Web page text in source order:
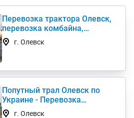
Перевозка трактора Олевск,
перевозка комбайна,
перевезти негабарит
г. Олевск
Попутный трал Олевск по
Украине - Перевозка
негабаритных грузов
г. Олевск